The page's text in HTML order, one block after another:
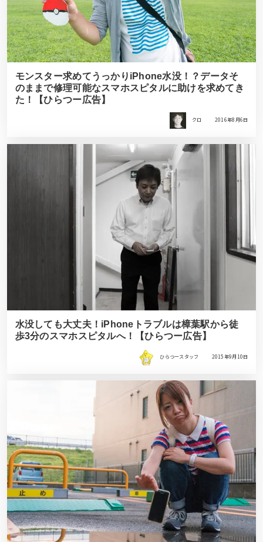
モンスター求めてうっかりiPhone水没！？データそ
のままで修理可能なスマホスピタルに助けを求めてき
た！【ひらつー広告】
クロ 2016年8月6日
水没しても大丈夫！iPhoneトラブルは樟葉駅から徒
歩3分のスマホスピタルへ！【ひらつー広告】
ひらつースタッフ 2015年9月10日